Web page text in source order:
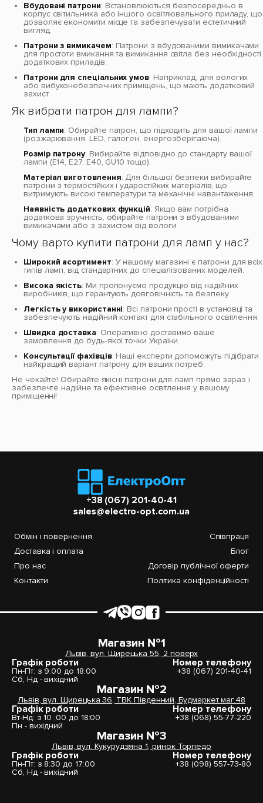
Вбудовані патрони: Встановлюються безпосередньо в
корпус світильника або іншого освітлювального приладу, що
дозволяє економити місце та забезпечувати естетичний
вигляд.
Патрони з вимикачем: Патрони з вбудованими вимикачами
для простоти вмикання та вимикання світла без необхідності
додаткових приладів.
Патрони для спеціальних умов: Наприклад, для вологих
або вибухонебезпечних приміщень, що мають додатковий
захист.
Як вибрати патрон для лампи?
Тип лампи: Обирайте патрон, що підходить для вашої лампи
(розжарювання, LED, галоген, енергозберігаюча).
Розмір патрону: Вибирайте відповідно до стандарту вашої
лампи (E14, E27, E40, GU10 тощо).
Матеріал виготовлення: Для більшої безпеки вибирайте
патрони з термостійких і ударостійких матеріалів, що
витримують високі температури та механічні навантаження.
Наявність додаткових функцій: Якщо вам потрібна
додаткова зручність, обирайте патрони з вбудованими
вимикачами або з захистом від вологи.
Чому варто купити патрони для ламп у нас?
Широкий асортимент: У нашому магазині є патрони для всіх
типів ламп, від стандартних до спеціалізованих моделей.
Висока якість: Ми пропонуємо продукцію від надійних
виробників, що гарантують довговічність та безпеку.
Легкість у використанні: Всі патрони прості в установці та
забезпечують надійний контакт для стабільного освітлення.
Швидка доставка: Оперативно доставимо ваше
замовлення до будь-якої точки України.
Консультації фахівців: Наші експерти допоможуть підібрати
найкращий варіант патрону для ваших потреб.
Не чекайте! Обирайте якісні патрони для ламп прямо зараз і
забезпечте надійне та ефективне освітлення у вашому
приміщенні!
+38 (067) 201-40-41
sales@electro-opt.com.ua
Обмін і повернення
Доставка і оплата
Про нас
Контакти
Співпраця
Блог
Договір публічної оферти
Політика конфіденційності
Магазин №1
Львів, вул. Щирецька 55, 2 поверх
Графік роботи
Пн-Пт: з 9:00 до 18:00
Сб, Нд - вихідний
Номер телефону
+38 (067) 201-40-41
Магазин №2
Львів, вул. Щирецька 36, ТВК Південний, Будмаркет маг.48
Графік роботи
Вт-Нд: з 10 :00 до 18:00
Пн - вихідний
Номер телефону
+38 (068) 55-77-220
Магазин №3
Львів, вул. Кукурудзяна 1, ринок Торпедо
Графік роботи
Пн-Пт: з 8:30 до 17:00
Сб, Нд - вихідний
Номер телефону
+38 (098) 557-73-80